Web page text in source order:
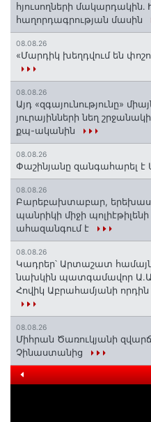
հյուսողների
հաղորդագրության մասին
08.08.26
«Մարդիկ խեղդվում են
08.08.26
Այդ «զգայունությունը»
յուրայինների նեղ շրջանակի
քպ-ականին
08.08.26
Փաշինյանը զանգահարել է
08.08.26
Բարեբախտաբար, երեխաս
պանրիկի միջի
ահազանգում է
08.08.26
Կադրեր՝ Արտաշատ
նախկին պատգամավոր
Հովիկ Աբրահամյանի
08.08.26
Միհրան Ծառուկյանի
Չինաստանից